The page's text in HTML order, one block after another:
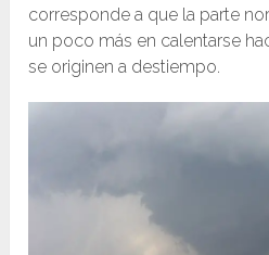
corresponde a que la parte
un poco más en calentarse
se originen a destiempo.